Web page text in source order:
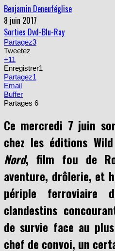
Benjamin Deneuféglise
8 juin 2017
Sorties Dvd-Blu-Ray
Partagez3
Tweetez
+11
Enregistrer1
Partagez1
Email
Buffer
Partages 6
Ce mercredi 7 juin
chez les éditions
Nord, film fou de
aventure, drôlerie, et
périple ferroviaire
clandestins
de survie face au
chef de convoi, un